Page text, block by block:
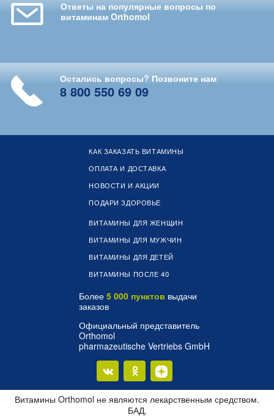
Ответы на популярные вопросы по
витаминам Orthomol
Остались вопросы? Позвоните нам
8 800 550 69 09
КАК ЗАКАЗАТЬ ВИТАМИНЫ
ОПЛАТА И ДОСТАВКА
НОВОСТИ И АКЦИИ
ПОДАРИ ЗДОРОВЬЕ
ВИТАМИНЫ ДЛЯ ЖЕНЩИН
ВИТАМИНЫ ДЛЯ МУЖЧИН
ВИТАМИНЫ ДЛЯ ДЕТЕЙ
ВИТАМИНЫ ПОСЛЕ 40
Более 5 000 пунктов выдачи
заказов
Официальный представитель
Orthomol
pharmazeutische Vertriebs GmbH
Витамины Orthomol не являются лекарственным средством.
БАД.